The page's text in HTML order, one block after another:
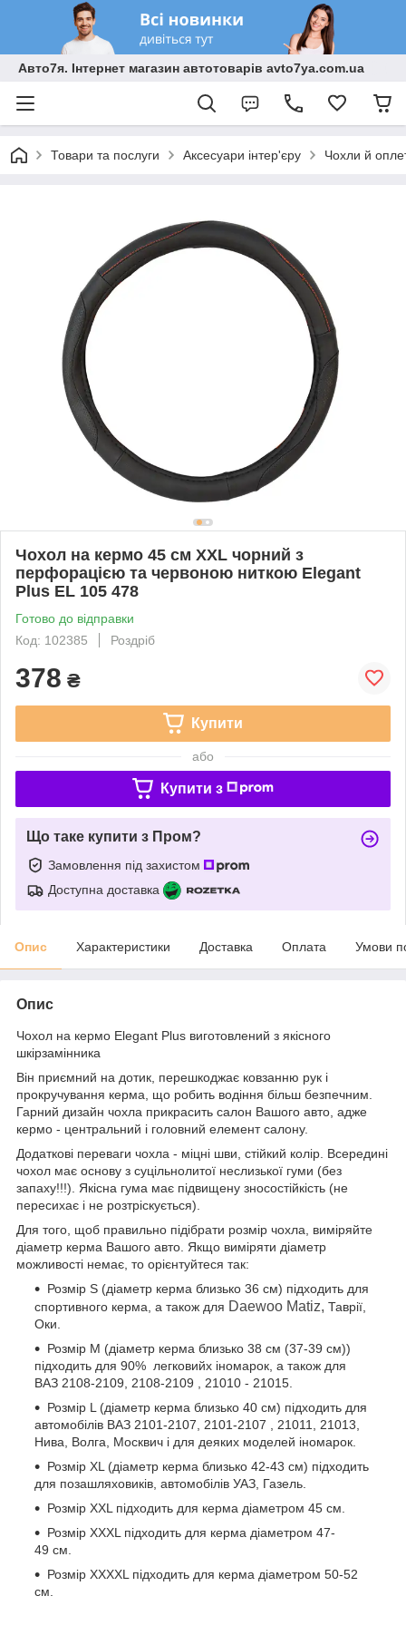
Авто7я. Інтернет магазин автотоварів avto7ya.com.ua
Товари та послуги Аксесуари інтер'єру Чохли й
Чохол на кермо 45 см XXL чорний з
перфорацією та червоною ниткою Elegant
Plus EL 105 478
Готово до відправки
Код: 102385
Роздріб
378 ₴
Купити
або
Купити з
Що таке купити з Пром?
Замовлення під захистом
Доступна доставка
Опис Характеристики Доставка Оплата Умови
Опис
Чохол на кермо Elegant Plus виготовлений з якісного
шкірзамінника
Він приємний на дотик, перешкоджає ковзанню рук і
прокручування керма, що робить водіння більш безпечним.
Гарний дизайн чохла прикрасить салон Вашого авто, адже
кермо - центральний і головний елемент салону.
Додаткові переваги чохла - міцні шви, стійкий колір. Всередині
чохол має основу з суцільнолитої неслизької гуми (без
запаху!!!). Якісна гума має підвищену зносостійкість (не
пересихає і не розтріскується).
Для того, щоб правильно підібрати розмір чохла, виміряйте
діаметр керма Вашого авто. Якщо виміряти діаметр
можливості немає, то орієнтуйтеся так:
Розмір S (діаметр керма близько 36 см) підходить для
спортивного керма, а також для Daewoo Matiz, Таврії,
Оки.
Розмір М (діаметр керма близько 38 см (37-39 см))
підходить для 90% легковийх іномарок, а також для
ВАЗ 2108-2109, 2108-2109 , 21010 - 21015.
Розмір L (діаметр керма близько 40 см) підходить для
автомобілів ВАЗ 2101-2107, 2101-2107 , 21011, 21013,
Нива, Волга, Москвич і для деяких моделей іномарок.
Розмір XL (діаметр керма близько 42-43 см) підходить
для позашляховиків, автомобілів УАЗ, Газель.
Розмір XXL підходить для керма діаметром 45 см.
Розмір XXXL підходить для керма діаметром 47-
49 см.
Розмір XXXXL підходить для керма діаметром 50-52
см.